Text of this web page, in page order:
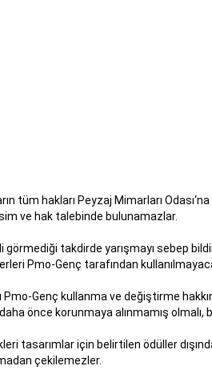
tüm hakları Peyzaj Mimarları
ve hak talebinde bulunamazlar.
görmediği takdirde yarışmayı sebep
Pmo-Genç tarafından
Pmo-Genç kullanma ve değiştirme
önce korunmaya alınmamış olmalı,
tasarımlar için belirtilen ödüller
çekilemezler.